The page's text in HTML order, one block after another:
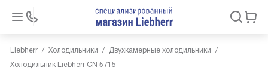
Liebherr Холодильники
Двухкамерные холодильники
Холодильник Liebherr CN 5715